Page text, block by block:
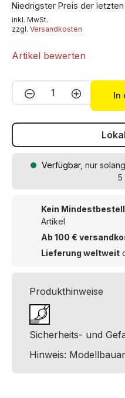
inkl. MwSt.
zzgl. Versandkosten
Niedrigster Preis der letzten
Artikel bewerten
Produkt Anzahl:In
Verfügbar, nur
5
Kein
Artikel
Ab 100 €
Lieferung weltweit
Produkthinweise
Sicherheits- und
Hinweis: